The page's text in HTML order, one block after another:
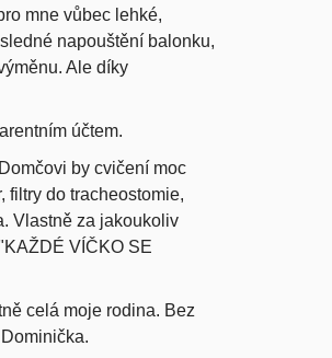
mne vůbec lehké,
napouštění balonku,
Ale díky
účtem.
by cvičení moc
filtry do tracheostomie,
Vlastně za jakoukoliv
VÍČKO SE
celá moje rodina. Bez